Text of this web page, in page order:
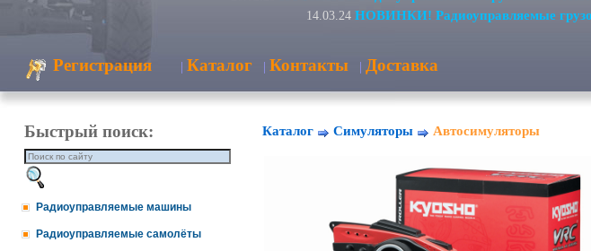
14.03.24 НОВИНКИ! Радиоуправляемые
Регистрация | Каталог | Контакты | Доставка
Быстрый поиск:
Радиоуправляемые машины
Радиоуправляемые самолёты
Каталог Симуляторы Автосимуляторы